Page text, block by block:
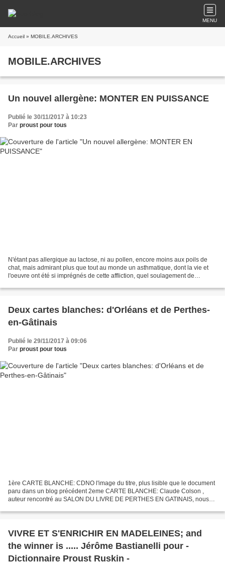
MENU
Accueil » MOBILE.ARCHIVES
MOBILE.ARCHIVES
Un nouvel allergène: MONTER EN PUISSANCE
Publié le 30/11/2017 à 10:23
Par proust pour tous
N'étant pas allergique au lactose, ni au pollen, encore moins aux poils de
chat, mais admirant plus que tout au monde un asthmatique, dont la vie et
l'oeuvre ont été si imprégnés de cette affliction, quel soulagement de
Deux cartes blanches: d'Orléans et de Perthes-
en-Gâtinais
Publié le 29/11/2017 à 09:06
Par proust pour tous
1ère CARTE BLANCHE: CDNO l'image du titre, plus lisible que le document
paru dans un blog précédent 2eme CARTE BLANCHE: Claude Colson ,
auteur rencontré au SALON DU LIVRE DE PERTHES EN GATINAIS, nous
VIVRE ET S'ENRICHIR EN MADELEINES; and
the winner is ..... Jérôme Bastianelli pour -
Dictionnaire Proust Ruskin -